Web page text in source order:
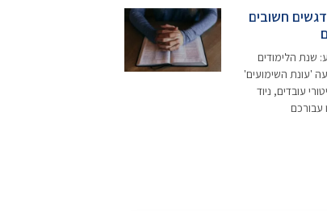
חשובים
שנת הלימודים
'עונת השימועים'
עובדים, ניוד
עבורכם